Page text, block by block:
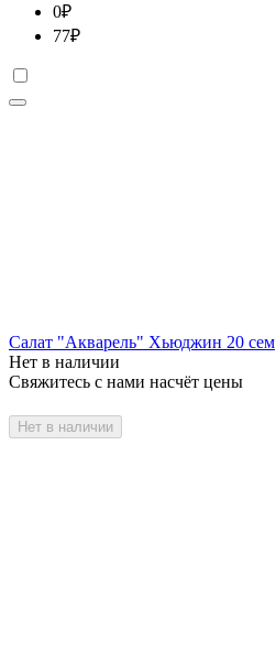
0₽
77₽
Салат "Акварель" Хьюджин 20 сем
Нет в наличии
Свяжитесь с нами насчёт цены
Нет в наличии